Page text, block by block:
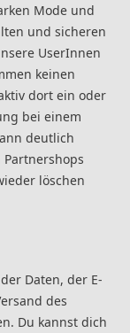
Mode und
und sicheren
UserInnen
keinen
dort ein oder
bei einem
deutlich
löschen
Daten, der E-
des
Du kannst dich